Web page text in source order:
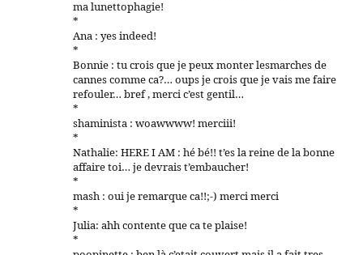
ma lunettophagie!
*
Ana : yes indeed!
*
Bonnie : tu crois que je peux monter lesmarches de
cannes comme ca?… oups je crois que je vais me faire
refouler… bref , merci c’est gentil…
*
shaminista : woawwww! merciii!
*
Nathalie: HERE I AM : hé bé!! t’es la reine de la bonne
affaire toi… je devrais t’embaucher!
*
mash : oui je remarque ca!!;-) merci merci
*
Julia: ahh contente que ca te plaise!
*